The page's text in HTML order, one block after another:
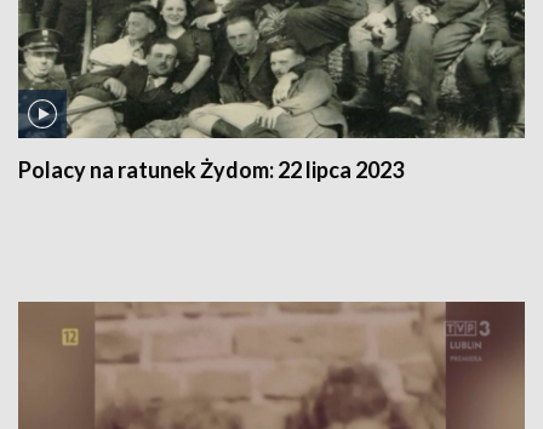
Polacy na ratunek Żydom:22 lipca 2023